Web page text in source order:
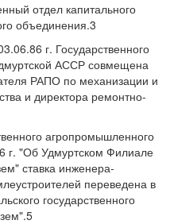
отдел капитального
объединения.3
г. Государственного
АССР совмещена
РАПО по механизации и
и директора ремонтно-
агропромышленного
г. "Об Удмуртском Филиале
ставка инженера-
переведена в
государственного